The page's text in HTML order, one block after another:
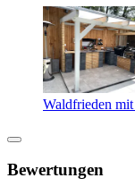
Waldfrieden
Bewertungen